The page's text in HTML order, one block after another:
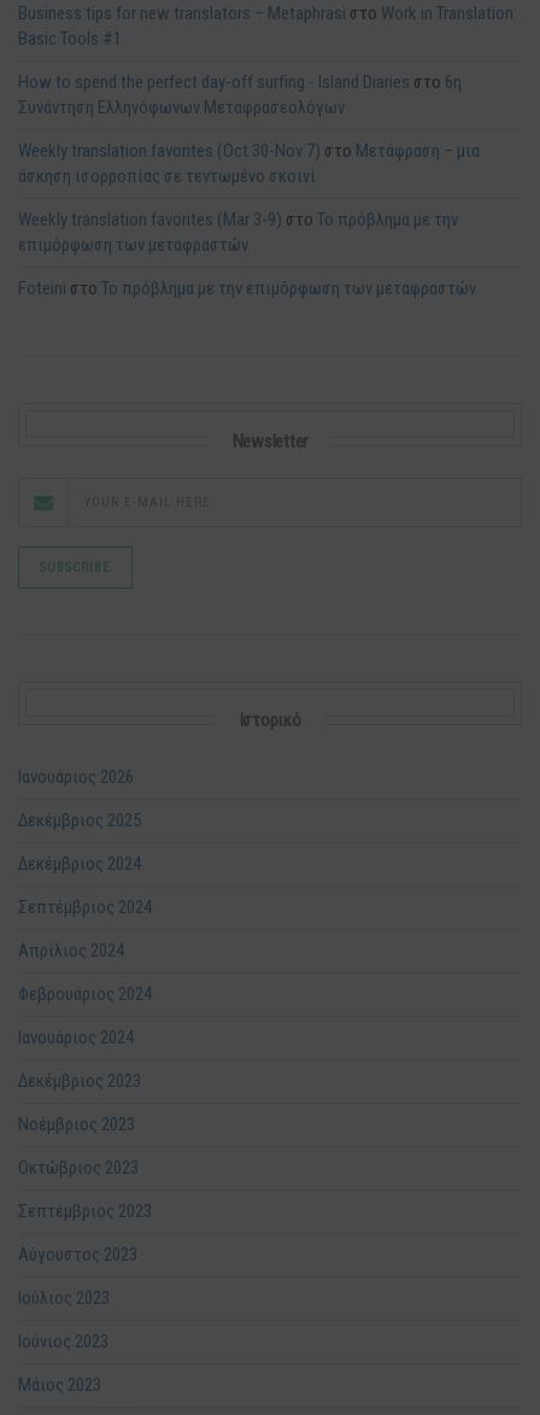
Business tips for new translators – Metaphrasi στο Work in Translation
Basic Tools #1
How to spend the perfect day-off surfing - Island Diaries στο 6η
Συνάντηση Ελληνόφωνων Μεταφρασεολόγων
Weekly translation favorites (Oct 30-Nov 7) στο Μετάφραση – μια
άσκηση ισορροπίας σε τεντωμένο σκοινί
Weekly translation favorites (Mar 3-9) στο Το πρόβλημα με την
επιμόρφωση των μεταφραστών
Foteini στο Το πρόβλημα με την επιμόρφωση των μεταφραστών
Newsletter
Ιστορικό
Ιανουάριος 2026
Δεκέμβριος 2025
Δεκέμβριος 2024
Σεπτέμβριος 2024
Απρίλιος 2024
Φεβρουάριος 2024
Ιανουάριος 2024
Δεκέμβριος 2023
Νοέμβριος 2023
Οκτώβριος 2023
Σεπτέμβριος 2023
Αύγουστος 2023
Ιούλιος 2023
Ιούνιος 2023
Μάιος 2023